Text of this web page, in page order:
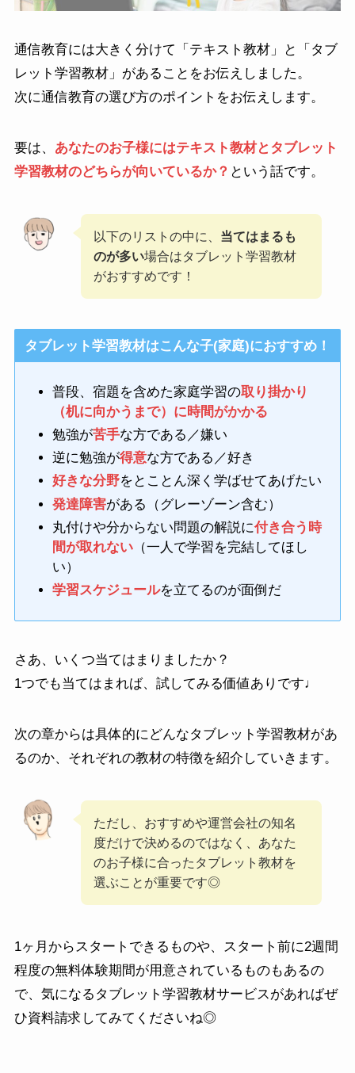
通信教育には大きく分けて「テキスト教材」と「タブ
レット学習教材」があることをお伝えしました。
次に通信教育の選び方のポイントをお伝えします。
要は、 あなたのお子様にはテキスト教材とタブレット
学習教材のどちらが向いているか？ という話です。
以下のリストの中に、 当てはまるも
のが多い場合はタブレット学習教材
がおすすめです！
タブレット学習教材はこんな子(家庭)におすすめ！
普段、宿題を含めた家庭学習の取り掛かり
（机に向かうまで）に時間がかかる
勉強が苦手な方である／嫌い
逆に勉強が得意な方である／好き
好きな分野をとことん深く学ばせてあげたい
発達障害がある（グレーゾーン含む）
丸付けや分からない問題の解説に付き合う時
間が取れない（一人で学習を完結してほし
い）
学習スケジュールを立てるのが面倒だ
さあ、いくつ当てはまりましたか？
1つでも当てはまれば、試してみる価値ありです♩
次の章からは具体的にどんなタブレット学習教材があ
るのか、それぞれの教材の特徴を紹介していきます。
ただし、おすすめや運営会社の知名
度だけで決めるのではなく、あなた
のお子様に合ったタブレット教材を
選ぶことが重要です◎
1ヶ月からスタートできるものや、スタート前に2週間
程度の無料体験期間が用意されているものもあるの
で、気になるタブレット学習教材サービスがあればぜ
ひ資料請求してみてくださいね◎